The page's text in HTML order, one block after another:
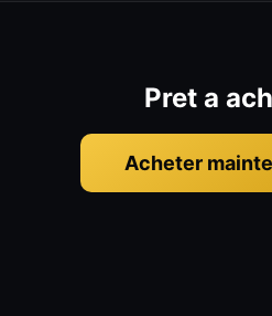
Pret a
Acheter